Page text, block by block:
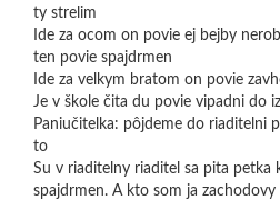
ty strelim
Ide za ocom on povie ej bejby
ten povie spajdrmen
Ide za velkym bratom on povie
Je v škole čita du povie vipadni do
Paniučitelka: pôjdeme do riaditelni
to
Su v riaditelny riaditel sa pita petka
spajdrmen. A kto som ja zachodovy